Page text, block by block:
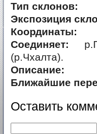
Тип склонов:
Экспозиция
Координаты:
Соединяет:
(р.Чхалта).
Описание:
Ближайшие
Оставить